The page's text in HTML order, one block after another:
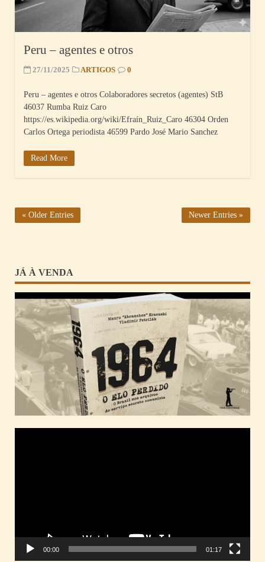
Peru – agentes e otros
27/11/2025 ARTIGOS 0
Peru – agentes e otros Colaboradores secretos (agentes) StB
46037 Rumba Ruiz Caro
https://es.wikipedia.org/wiki/Efraín_Ruiz_Caro 46304 Orden
Carlos Ortega periodista 46599 Pardo José Mario Sanchez
Read More
« Older Entries Newer Entries »
JÁ À VENDA
00:00 01:17